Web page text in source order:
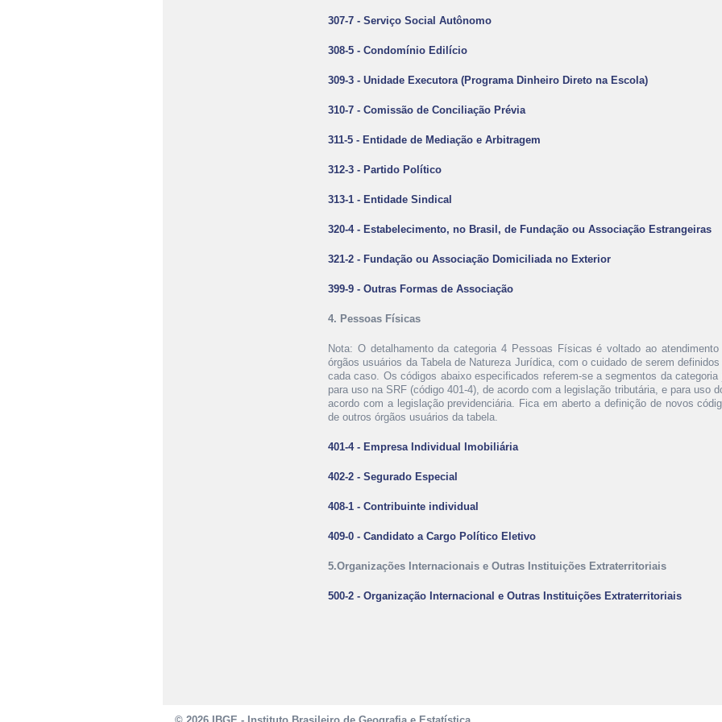
307-7 - Serviço Social Autônomo
308-5 - Condomínio Edilício
309-3 - Unidade Executora (Programa Dinheiro Direto na Escola)
310-7 - Comissão de Conciliação Prévia
311-5 - Entidade de Mediação e Arbitragem
312-3 - Partido Político
313-1 - Entidade Sindical
320-4 - Estabelecimento, no Brasil, de Fundação ou Associação Estrangeiras
321-2 - Fundação ou Associação Domiciliada no Exterior
399-9 - Outras Formas de Associação
4. Pessoas Físicas
Nota: O detalhamento da categoria 4 Pessoas Físicas é voltado ao
órgãos usuários da Tabela de Natureza Jurídica, com o cuidado de serem
cada caso. Os códigos abaixo especificados referem-se a segmentos da
para uso na SRF (código 401-4), de acordo com a legislação tributária, e para uso
acordo com a legislação previdenciária. Fica em aberto a definição de novos
de outros órgãos usuários da tabela.
401-4 - Empresa Individual Imobiliária
402-2 - Segurado Especial
408-1 - Contribuinte individual
409-0 - Candidato a Cargo Político Eletivo
5.Organizações Internacionais e Outras Instituições Extraterritoriais
500-2 - Organização Internacional e Outras Instituições Extraterritoriais